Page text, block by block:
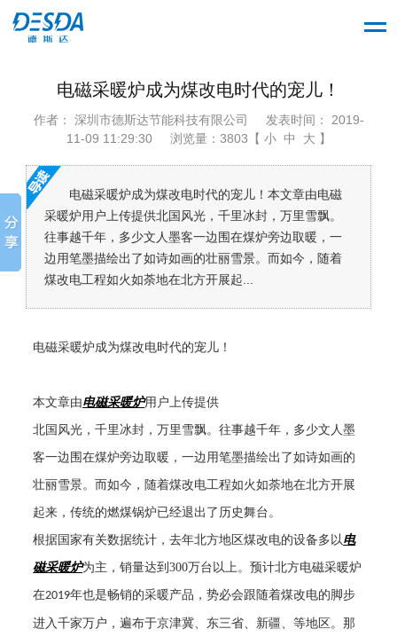
电磁采暖炉成为煤改电时代的宠儿！
作者： 深圳市德斯达节能科技有限公司
发表时间： 2019-
11-09 11:29:30
浏览量：3803【 小 中 大 】
电磁采暖炉成为煤改电时代的宠儿！本文章由电磁
采暖炉用户上传提供北国风光，千里冰封，万里雪飘。
往事越千年，多少文人墨客一边围在煤炉旁边取暖，一
边用笔墨描绘出了如诗如画的壮丽雪景。而如今，随着
煤改电工程如火如荼地在北方开展起...
电磁采暖炉成为煤改电时代的宠儿！
本文章由电磁采暖炉用户上传提供
北国风光，千里冰封，万里雪飘。往事越千年，多少文人墨
客一边围在煤炉旁边取暖，一边用笔墨描绘出了如诗如画的
壮丽雪景。而如今，随着煤改电工程如火如荼地在北方开展
起来，传统的燃煤锅炉已经退出了历史舞台。
根据国家有关数据统计，去年北方地区煤改电的设备多以电
磁采暖炉为主，销量达到300万台以上。预计北方电磁采暖炉
在2019年也是畅销的采暖产品，势必会跟随着煤改电的脚步
进入千家万户，遍布于京津冀、东三省、新疆、等地区。那